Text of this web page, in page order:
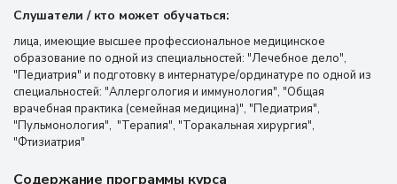
Слушатели / кто может обучаться:
лица, имеющие высшее профессиональное медицинское
образование по одной из специальностей: "Лечебное дело",
"Педиатрия" и подготовку в интернатуре/ординатуре по одной из
специальностей: "Аллергология и иммунология", "Общая
врачебная практика (семейная медицина)", "Педиатрия",
"Пульмонология", "Терапия", "Торакальная хирургия",
"Фтизиатрия"
Содержание программы курса